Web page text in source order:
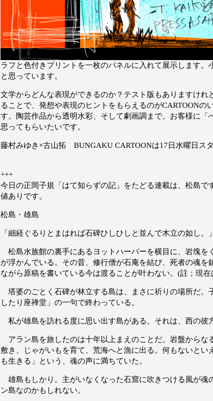
ラフと色付きプリントを一枚のパネルに入れて展示します
と思っています。
文学からどんな表現ができるのか？テスト版もありますけ
ることで、発想や表現のヒントをもらえるのがCARTOON
す。陶芸作品から透明水彩、そして劇画調まで。お客様に
思ってもらいたいです。
藤村みゆき×古山拓 BUNGAKU CARTOONは17日水曜日スタ
+++
今日の正岡子規「はて知らずの記」をたどる連載は、松島
値ありです。
松島・雄島
「細経ぐるりとまはれば石碑ひしひしと並んで木立の如し。
松島水族館の裏手にあるヨットハーバーを横目に、岩塊を
が浮かんでいる。その昔、修行僧が石庵を結び、死者の魂
ながら原稿を書いている今は渡ることが叶わない。(註；現在
塔婆のごとく石碑が林立する島は、まさに祈りの場所だ。
したり座禅堂」の一句で終わっている。
私が雄島を訪れる度に思い出す島がある。それは、西の彼
アラン島を旅したのは十年以上まえのことだ。岩盤からな
敷き、じゃがいもを育て、荒海へと漁に出る。何もないと
も生きる」という、魂の声に満ちていた。
雄島もしかり。主がいなくなった石窟に吹きつける風が魂
ン島なのかもしれない。